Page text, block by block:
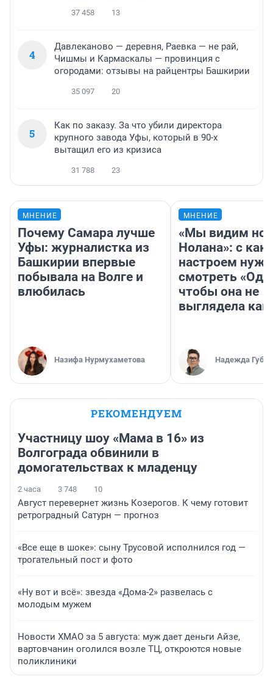
37 458 13
4
Давлеканово — деревня, Раевка — не рай,
Чишмы и Кармаскалы — провинция с
огородами: отзывы на райцентры Башкирии
35 097 20
5
Как по заказу. За что убили директора
крупного завода Уфы, который в 90-х
вытащил его из кризиса
31 788 23
МНЕНИЕ
Почему Самара лучше
Уфы: журналистка из
Башкирии впервые
побывала на Волге и
влюбилась
Назифа Нурмухаметова
МНЕНИЕ
«Мы видим
Нолана»: с
настроем
смотреть
чтобы она не
выглядела как
Надежда
РЕКОМЕНДУЕМ
Участницу шоу «Мама в 16» из
Волгограда обвинили в
домогательствах к младенцу
2 часа 3 748 10
Август перевернет жизнь Козерогов. К чему готовит
ретроградный Сатурн — прогноз
«Все еще в шоке»: сыну Трусовой исполнился год —
трогательный пост и фото
«Ну вот и всё»: звезда «Дома-2» развелась с
молодым мужем
Новости ХМАО за 5 августа: муж дает деньги Айзе,
вартовчанин оголился возле ТЦ, откроются новые
поликлиники